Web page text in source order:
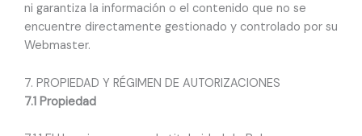
ni garantiza la información o el contenido que no se
encuentre directamente gestionado y controlado por su
Webmaster.
7. PROPIEDAD Y RÉGIMEN DE AUTORIZACIONES
7.1 Propiedad